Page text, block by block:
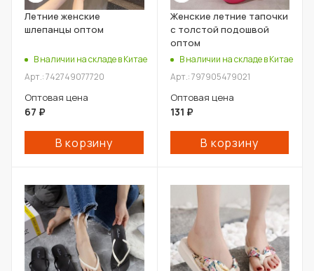
Летние женские
шлепанцы оптом
В наличии на складе в Китае
Арт.: 742749077720
Оптовая цена
67 ₽
В корзину
Женские летние тапочки
с толстой подошвой
оптом
В наличии на складе в Китае
Арт.: 797905479021
Оптовая цена
131 ₽
В корзину